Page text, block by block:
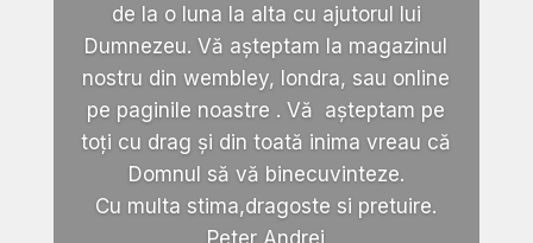
de la o luna la alta cu ajutorul lui
Dumnezeu. Vă așteptam la magazinul
nostru din wembley, londra, sau online
pe paginile noastre . Vă așteptam pe
toți cu drag și din toată inima vreau că
Domnul să vă binecuvinteze.
Cu multa stima,dragoste si pretuire.
Peter Andrei